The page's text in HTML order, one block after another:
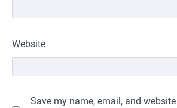
Website
Save my name, email, and